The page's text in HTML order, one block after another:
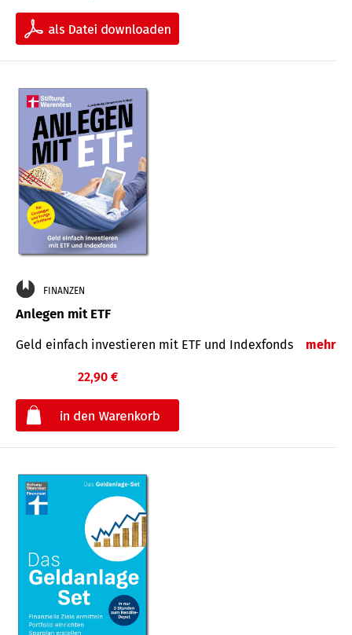
FINANZEN
Anlegen mit ETF
Geld einfach investieren mit ETF und Indexfonds mehr
22,90 €